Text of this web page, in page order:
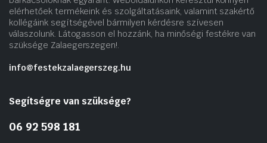
elérhetőek termékeink és szolgáltatásaink, valamint szakértő
kollégáink segítségével bármilyen kérdésre szívesen
válaszolunk. Látogasson el hozzánk, ha minőségi festékre van
szüksége Zalaegerszegen!.
info@festekzalaegerszeg.hu
Segítségre van szüksége?
06 92 598 181